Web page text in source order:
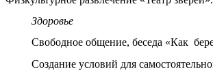
Здоровье
Свободное общение, беседа «Как
Создание условий для